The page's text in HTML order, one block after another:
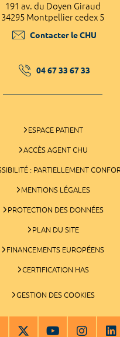
191 av. du Doyen Giraud
34295 Montpellier cedex 5
Contacter le CHU
04 67 33 67 33
ESPACE PATIENT
ACCÈS AGENT CHU
: PARTIELLEMENT
MENTIONS LÉGALES
PROTECTION DES DONNÉES
PLAN DU SITE
FINANCEMENTS EUROPÉENS
CERTIFICATION HAS
GESTION DES COOKIES